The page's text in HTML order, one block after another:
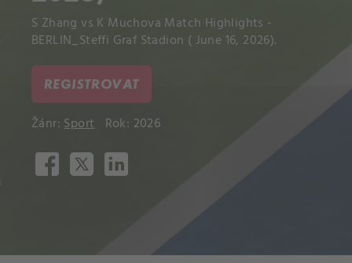
S Zhang vs K Muchova Match Highlights -
BERLIN_Steffi Graf Stadion ( June 16, 2026).
REGISTROVAT
Žánr:Sport Rok: 2026